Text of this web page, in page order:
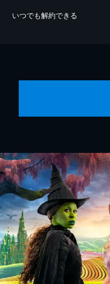
いつでも解約できる